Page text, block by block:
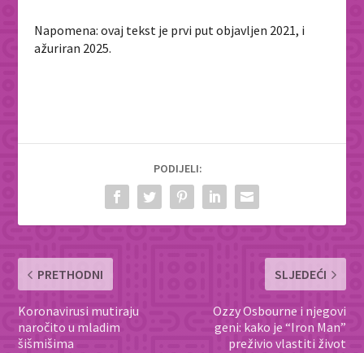
Napomena: ovaj tekst je prvi put objavljen 2021, i
ažuriran 2025.
PODIJELI:
PRETHODNI
Koronavirusi mutiraju
naročito u mladim
šišmišima
SLJEDEĆI
Ozzy Osbourne i njegovi
geni: kako je “Iron Man”
preživio vlastiti život